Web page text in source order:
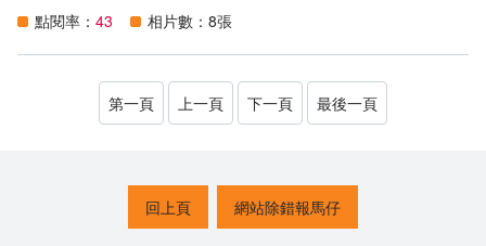
三、講師：宋柔葇老師；助理講師：臧永佳老師
四、參加資格：
（二）本縣學前特殊教育教師、特教學生助理人員、教師助
理員、特教相關專業人員及家長。
五、目的：
（二）增進本縣教保服務人員、學前特教教師及相關人員特
殊教育專業知能，協助特殊教育學生健全發展。
（三）促進本縣教保服務機構參與融合教育之特教專業素
點閱率： 43 相片數：8張
第一頁 上一頁 下一頁 最後一頁
回上頁 網站除錯報馬仔